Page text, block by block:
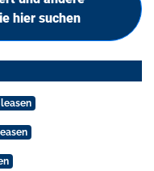
hier suchen